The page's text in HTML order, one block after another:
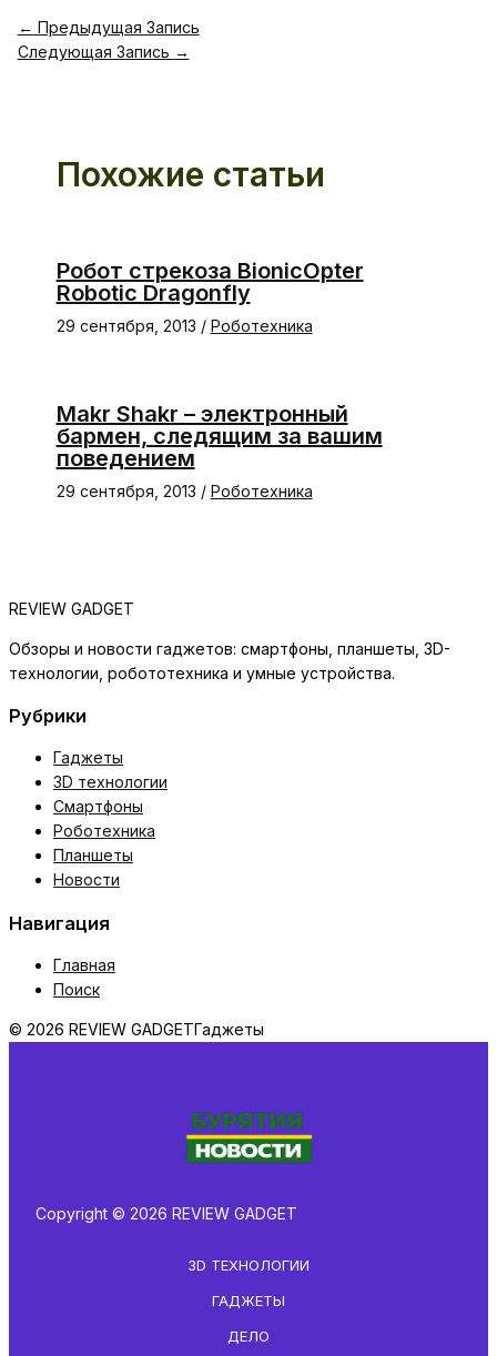
← Предыдущая Запись
Следующая Запись →
Похожие статьи
Робот стрекоза BionicOpter
Robotic Dragonfly
29 сентября, 2013 / Роботехника
Makr Shakr – электронный
бармен, следящим за вашим
поведением
29 сентября, 2013 / Роботехника
REVIEW GADGET
Обзоры и новости гаджетов: смартфоны, планшеты, 3D-
технологии, робототехника и умные устройства.
Рубрики
Гаджеты
3D технологии
Смартфоны
Роботехника
Планшеты
Новости
Навигация
Главная
Поиск
© 2026 REVIEW GADGETГаджеты
Copyright © 2026 REVIEW GADGET
3D ТЕХНОЛОГИИ
ГАДЖЕТЫ
ДЕЛО